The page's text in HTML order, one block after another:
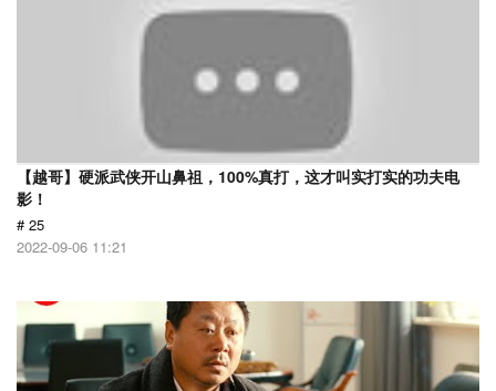
【越哥】硬派武侠开山鼻祖，100%真打，这才叫实打实的功夫电
影！
# 25
2022-09-06 11:21